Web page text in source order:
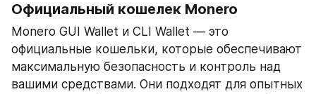
Официальный кошелек Monero
Monero GUI Wallet и CLI Wallet — это
официальные кошельки, которые обеспечивают
максимальную безопасность и контроль над
вашими средствами. Они подходят для опытных